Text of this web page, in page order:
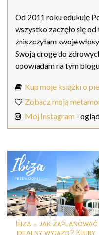
Od 2011 roku edukuję
wszystko zaczęło się
zniszczyłam swoje
Swoją drogę do
opowiadam na tym
Kup moje książki o
Zobacz moją
Mój Instagram -
Ibiza - jak zaplanować
idealny wyjazd? Kluby,